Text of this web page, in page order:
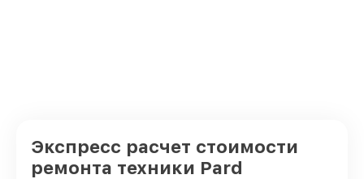
Экспресс расчет стоимости
ремонта техники Pard